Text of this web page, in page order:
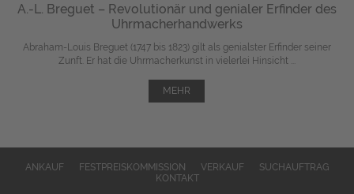
A.-L. Breguet – Revolutionär und genialer Erfinder des
Uhrmacherhandwerks
Abraham-Louis Breguet (1747 bis 1823) gilt als genialster Erfinder seiner
Zunft. Er hat die Uhrmacherkunst in vielerlei Hinsicht ...
MEHR
ANKAUF FESTPREISKOMMISSION VERKAUF
SUCHAUFTRAG
KONTAKT